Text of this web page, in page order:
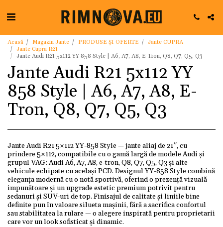
Acasă Magazin Jante PRODUSE ȘI OFERTE
Jante CUPRA
Jante Cupra R21
Jante Audi R21 5x112 YY 858 Style | A6, A7, A8, E-Tron, Q8, Q7, Q5, Q3
Jante Audi R21 5x112 YY
858 Style | A6, A7, A8, E-
Tron, Q8, Q7, Q5, Q3
Jante Audi R21 5×112 YY-858 Style — jante aliaj de 21″, cu
prindere 5×112, compatibile cu o gamă largă de modele Audi și
grupul VAG: Audi A6, A7, A8, e-tron, Q8, Q7, Q5, Q3 și alte
vehicule echipate cu același PCD. Designul YY-858 Style combină
eleganța modernă cu o notă sportivă, oferind o prezență vizuală
impunătoare și un upgrade estetic premium potrivit pentru
sedanuri și SUV-uri de top. Finisajul de calitate și liniile bine
definite pun în valoare silueta mașinii, fără a sacrifica confortul
sau stabilitatea la rulare — o alegere inspirată pentru proprietarii
care vor un look sofisticat și dinamic.